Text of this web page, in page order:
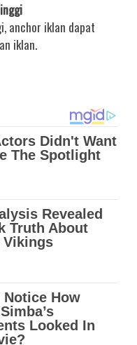
anchor iklan dapat
iklan.